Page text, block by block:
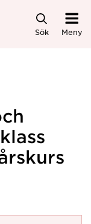
Sök Meny